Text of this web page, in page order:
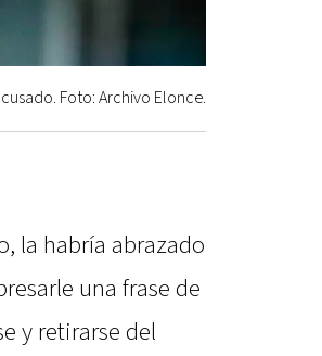
Foto: Archivo Elonce.
la habría abrazado
una frase de
y retirarse del